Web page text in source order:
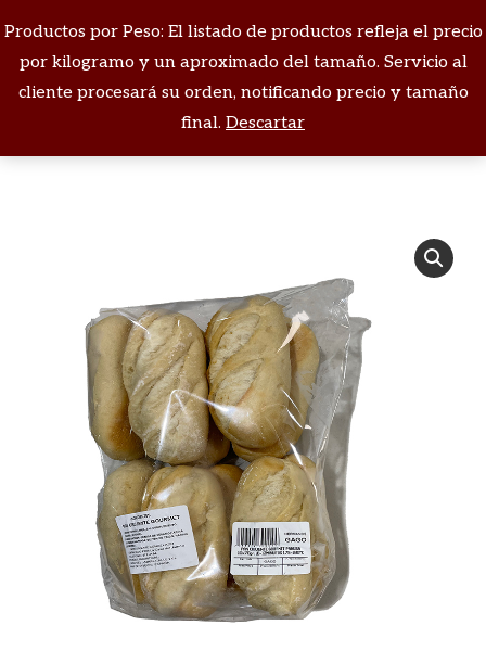
Productos por Peso: El listado de productos refleja el precio
por kilogramo y un aproximado del tamaño. Servicio al
cliente procesará su orden, notificando precio y tamaño
final. Descartar
Buscar:
Estás aquí: